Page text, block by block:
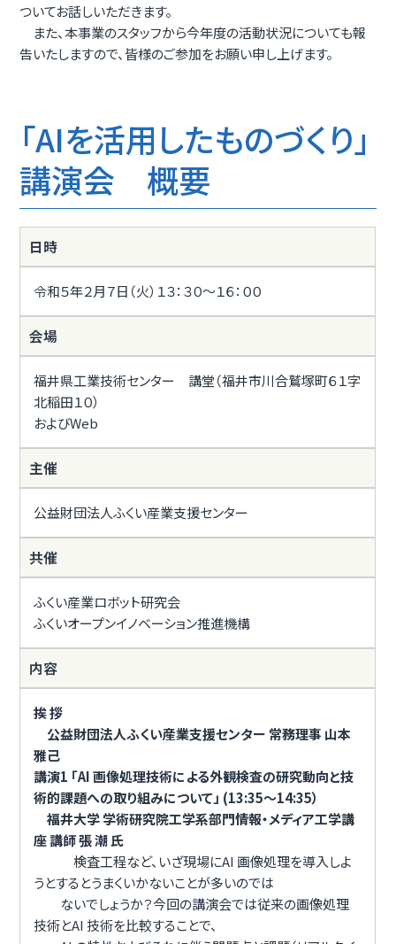
ついてお話しいただきます。
また、本事業のスタッフから今年度の活動状況についても報
告いたしますので、皆様のご参加をお願い申し上げます。
「AIを活用したものづくり」
講演会 概要
日時
令和５年２月７日（火）１３：３０～１６：００
会場
福井県工業技術センター 講堂（福井市川合鷲塚町６１字
北稲田１０）
およびWeb
主催
公益財団法人ふくい産業支援センター
共催
ふくい産業ロボット研究会
ふくいオープンイノベーション推進機構
内容
挨 拶
公益財団法人ふくい産業支援センター 常務理事 山本
雅己
講演1 「AI 画像処理技術による外観検査の研究動向と技
術的課題への取り組みについて」 (13:35～14:35）
福井大学 学術研究院工学系部門情報・メディア工学講
座 講師 張 潮 氏
検査工程など、いざ現場にAI 画像処理を導入しよ
うとするとうまくいかないことが多いのでは
ないでしょうか？今回の講演会では従来の画像処理
技術とAI 技術を比較することで、